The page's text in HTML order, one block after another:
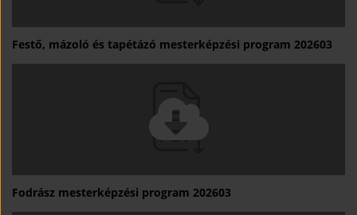
Festő, mázoló és tapétázó mesterképzési program 202603
Fodrász mesterképzési program 202603